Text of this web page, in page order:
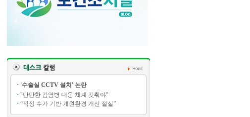
'수술실 CCTV 설치' 논란
"탄탄한 감염병 대응 체계 갖춰야"
“적정 수가 기반 개원환경 개선 절실”